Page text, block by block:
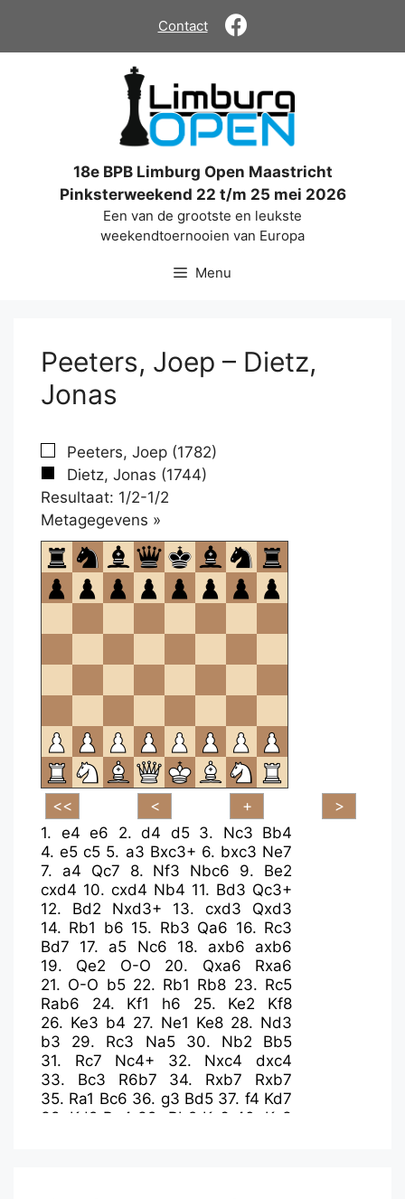
de
Contact
18e BPB Limburg Open Maastricht
Pinksterweekend 22 t/m 25 mei 2026
Een van de grootste en leukste
weekendtoernooien van Europa
Menu
Peeters, Joep – Dietz,
Jonas
Peeters, Joep (1782)
Dietz, Jonas (1744)
Resultaat: 1/2-1/2
Metagegevens »
om
te
openen.
1. e4 e6 2. d4 d5 3. Nc3 Bb4
4.e5 c5 5. a3 Bxc3+ 6. bxc3 Ne7
7. a4 Qc7 8. Nf3 Nbc6 9. Be2
cxd4 10. cxd4 Nb4 11. Bd3 Qc3+
12. Bd2 Nxd3+ 13. cxd3
Qxd3
14. Rb1 b6 15. Rb3 Qa6 16. Rc3
Bd7
17. a5 Nc6 18. axb6
axb6
19. Qe2 O-O 20. Qxa6
Rxa6
21. O-O b5 22. Rb1 Rb8 23. Rc5
Rab6
24. Kf1 h6 25. Ke2
Kf8
26. Ke3 b4 27. Ne1 Ke8 28. Nd3
b3
29. Rc3 Na5 30. Nb2
Bb5
31. Rc7 Nc4+ 32. Nxc4
dxc4
33. Bc3 R6b7 34. Rxb7
Rxb7
35. Ra1 Bc6 36. g3 Bd5 37. f4 Kd7
38. Kd2 Be4 39. Bb2 Kc6 40. Kc3